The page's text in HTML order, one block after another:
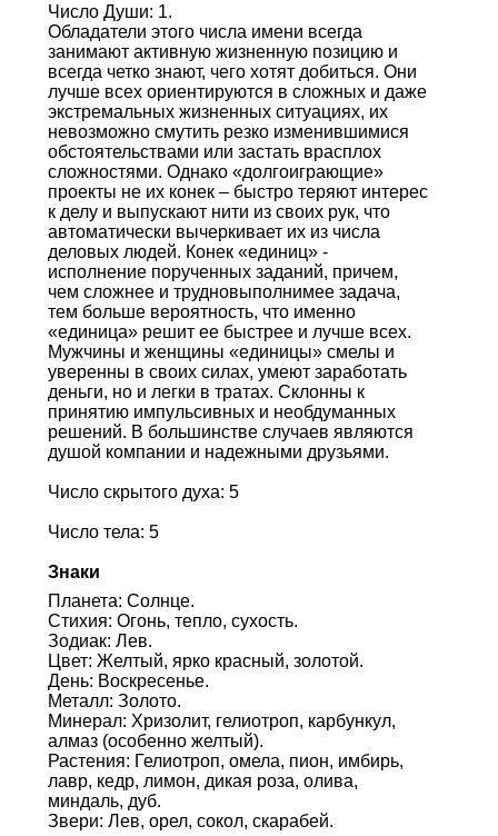
Число Души: 1.
Обладатели этого числа имени всегда
занимают активную жизненную позицию и
всегда четко знают, чего хотят добиться. Они
лучше всех ориентируются в сложных и даже
экстремальных жизненных ситуациях, их
невозможно смутить резко изменившимися
обстоятельствами или застать врасплох
сложностями. Однако «долгоиграющие»
проекты не их конек – быстро теряют интерес
к делу и выпускают нити из своих рук, что
автоматически вычеркивает их из числа
деловых людей. Конек «единиц» -
исполнение порученных заданий, причем,
чем сложнее и трудновыполнимее задача,
тем больше вероятность, что именно
«единица» решит ее быстрее и лучше всех.
Мужчины и женщины «единицы» смелы и
уверенны в своих силах, умеют заработать
деньги, но и легки в тратах. Склонны к
принятию импульсивных и необдуманных
решений. В большинстве случаев являются
душой компании и надежными друзьями.
Число скрытого духа: 5
Число тела: 5
Знаки
Планета: Солнце.
Стихия: Огонь, тепло, сухость.
Зодиак: Лев.
Цвет: Желтый, ярко красный, золотой.
День: Воскресенье.
Металл: Золото.
Минерал: Хризолит, гелиотроп, карбункул,
алмаз (особенно желтый).
Растения: Гелиотроп, омела, пион, имбирь,
лавр, кедр, лимон, дикая роза, олива,
миндаль, дуб.
Звери: Лев, орел, сокол, скарабей.